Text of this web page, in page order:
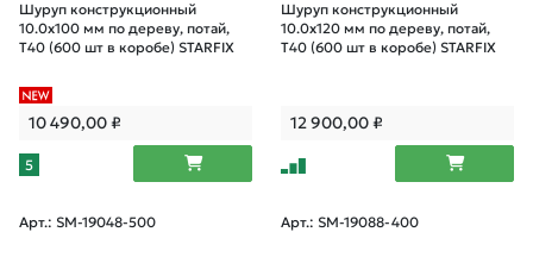
Шуруп конструкционный
10.0х100 мм по дереву, потай,
T40 (600 шт в коробе) STARFIX
10 490,00₽
5
Шуруп конструкционный
10.0х120 мм по дереву, потай,
T40 (600 шт в коробе) STARFIX
12 900,00₽
Арт.: SM-19048-500 Арт.: SM-19088-400